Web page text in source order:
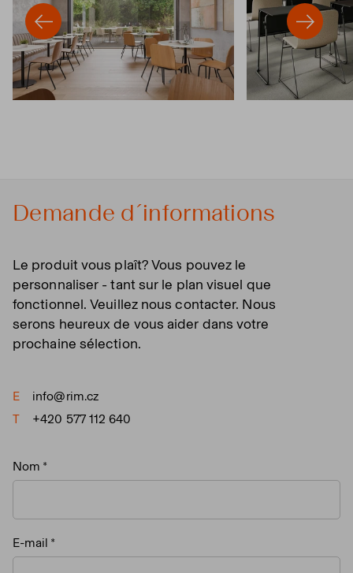
Demande d´informations
Le produit vous plaît? Vous pouvez le
personnaliser - tant sur le plan visuel que
fonctionnel. Veuillez nous contacter. Nous
serons heureux de vous aider dans votre
prochaine sélection.
E
info@rim.cz
T
+420 577 112 640
Nom
E-mail